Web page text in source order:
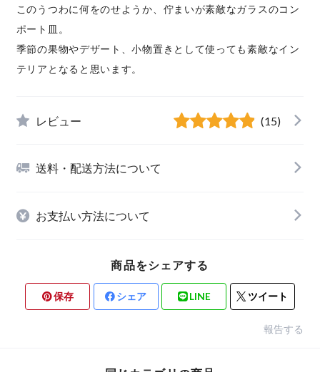
このうつわに何をのせようか、佇まいが素敵なガラスのコン
ポート皿。
季節の果物やデザート、小物置きとして使っても素敵なイン
テリアとなると思います。
レビュー (15)
送料・配送方法について
お支払い方法について
商品をシェアする
保存 シェア LINE ツイート
報告する